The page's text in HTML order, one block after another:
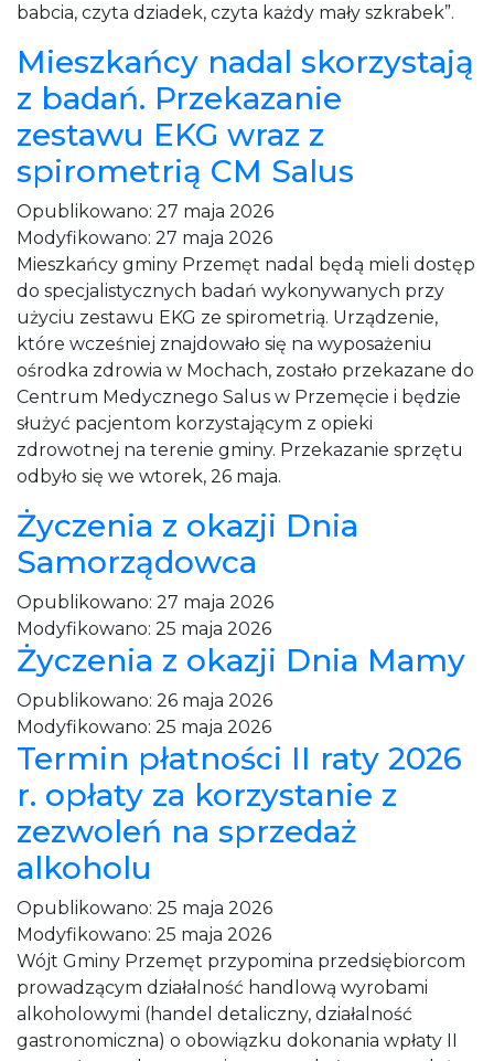
babcia, czyta dziadek, czyta każdy mały szkrabek”.
Mieszkańcy nadal skorzystają
z badań. Przekazanie
zestawu EKG wraz z
spirometrią CM Salus
Opublikowano: 27 maja 2026
Modyfikowano: 27 maja 2026
Mieszkańcy gminy Przemęt nadal będą mieli dostęp
do specjalistycznych badań wykonywanych przy
użyciu zestawu EKG ze spirometrią. Urządzenie,
które wcześniej znajdowało się na wyposażeniu
ośrodka zdrowia w Mochach, zostało przekazane do
Centrum Medycznego Salus w Przemęcie i będzie
służyć pacjentom korzystającym z opieki
zdrowotnej na terenie gminy. Przekazanie sprzętu
odbyło się we wtorek, 26 maja.
Życzenia z okazji Dnia
Samorządowca
Opublikowano: 27 maja 2026
Modyfikowano: 25 maja 2026
Życzenia z okazji Dnia Mamy
Opublikowano: 26 maja 2026
Modyfikowano: 25 maja 2026
Termin płatności II raty 2026
r. opłaty za korzystanie z
zezwoleń na sprzedaż
alkoholu
Opublikowano: 25 maja 2026
Modyfikowano: 25 maja 2026
Wójt Gminy Przemęt przypomina przedsiębiorcom
prowadzącym działalność handlową wyrobami
alkoholowymi (handel detaliczny, działalność
gastronomiczna) o obowiązku dokonania wpłaty II